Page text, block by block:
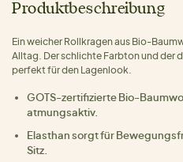
Produktbeschreibung
Ein weicher Rollkragen aus Bio-
Alltag. Der schlichte Farbton und der
perfekt für den Lagenlook.
GOTS-zertifizierte Bio-
atmungsaktiv.
Elasthan sorgt für
Sitz.